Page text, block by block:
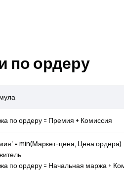
по ордеру
по ордеру = Премия + Комиссия
= min(Маркет-цена, Цена ордера)
по ордеру = Начальная маржа +